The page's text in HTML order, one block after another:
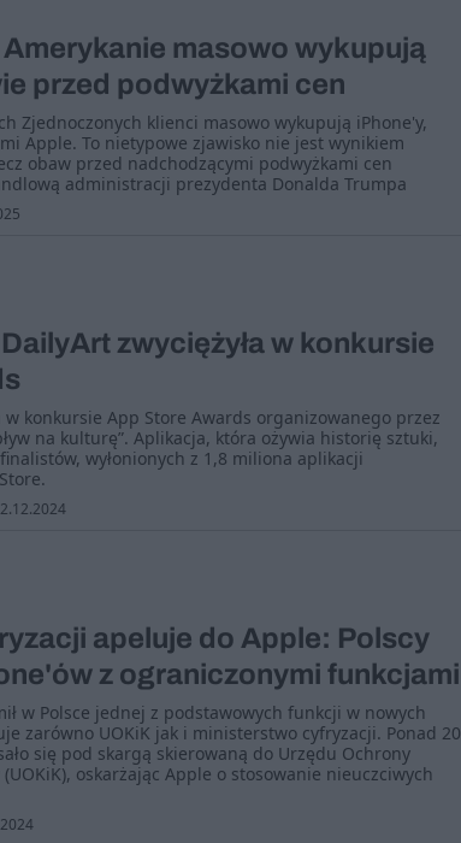
masowo wykupują
przed podwyżkami cen
Zjednoczonych klienci masowo wykupują iPhone'y,
Apple. To nietypowe zjawisko nie jest wynikiem
obaw przed nadchodzącymi podwyżkami cen
administracji prezydenta Donalda Trumpa
zwyciężyła w konkursie
w konkursie App Store Awards organizowanego przez
na kulturę”. Aplikacja, która ożywia historię sztuki,
wyłonionych z 1,8 miliona aplikacji
apeluje do Apple: Polscy
z ograniczonymi funkcjami
w Polsce jednej z podstawowych funkcji w nowych
zarówno UOKiK jak i ministerstwo cyfryzacji. Ponad 20
się pod skargą skierowaną do Urzędu Ochrony
oskarżając Apple o stosowanie nieuczciwych